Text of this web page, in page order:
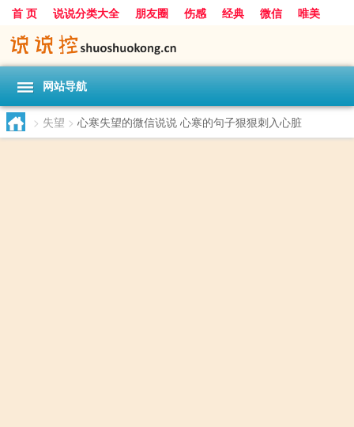
首 页 说说分类大全 朋友圈 伤感 经典 微信
唯美
励志
爱情 搞笑
网站导航
> 失望 > 心寒失望的微信说说 心寒的句子狠狠刺入心脏